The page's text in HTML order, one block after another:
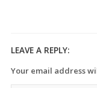
LEAVE A REPLY:
Your email address